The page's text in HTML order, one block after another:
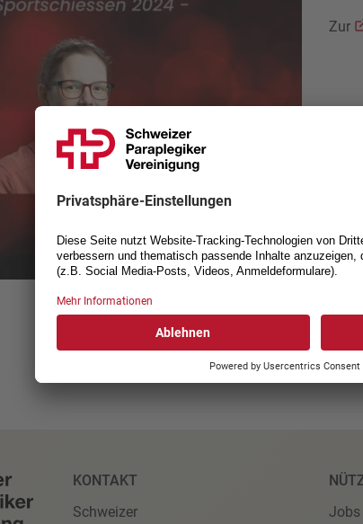
Zur
KONTAKT
Schweizer
Jobs